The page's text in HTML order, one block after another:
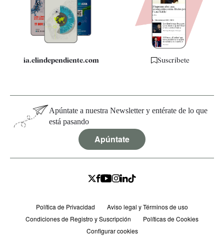
Quiénes somos
Especificaciones
ia.elindependiente.com Suscríbete
Apúntate a nuestra Newsletter y entérate de lo que
está pasando
Apúntate
Política de Privacidad
Aviso legal y Términos de uso
Condiciones de Registro y Suscripción
Políticas de Cookies
Configurar cookies